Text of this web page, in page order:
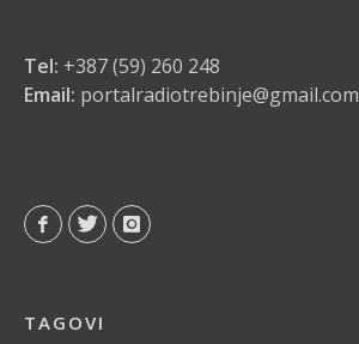
Tel: +387 (59) 260 248
Email: portalradiotrebinje@gmail.com
TAGOVI